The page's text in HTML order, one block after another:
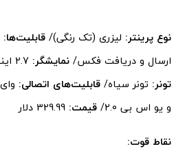
نوع پرینتر: لیزری (تک رنگی)/ قابلیت‌ها:
ارسال و دریافت فکس/ نمایشگر:
تونر: تونر سیاه/ قابلیت‌های اتصالی:
و یو اس بی 2.0/
قیمت:
نقاط قوت: